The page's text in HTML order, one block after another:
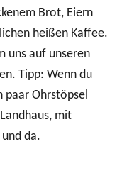
Brot, Eiern
heißen Kaffee.
uns auf unseren
Tipp: Wenn du
paar Ohrstöpsel
mit
da.